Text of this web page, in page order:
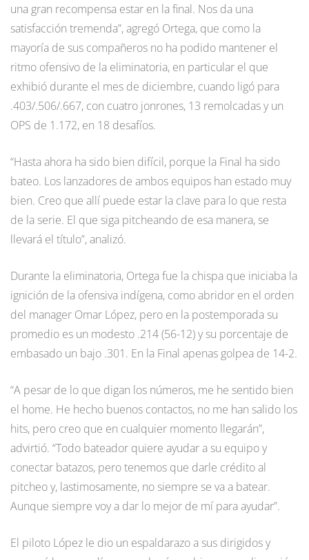
una gran recompensa estar en la final. Nos da una
satisfacción tremenda”, agregó Ortega, que como la
mayoría de sus compañeros no ha podido mantener el
ritmo ofensivo de la eliminatoria, en particular el que
exhibió durante el mes de diciembre, cuando ligó para
.403/.506/.667, con cuatro jonrones, 13 remolcadas y un
OPS de 1.172, en 18 desafíos.
“Hasta ahora ha sido bien difícil, porque la Final ha sido
bateo. Los lanzadores de ambos equipos han estado muy
bien. Creo que allí puede estar la clave para lo que resta
de la serie. El que siga pitcheando de esa manera, se
llevará el título”, analizó.
Durante la eliminatoria, Ortega fue la chispa que iniciaba la
ignición de la ofensiva indígena, como abridor en el orden
del manager Omar López, pero en la postemporada su
promedio es un modesto .214 (56-12) y su porcentaje de
embasado un bajo .301. En la Final apenas golpea de 14-2.
“A pesar de lo que digan los números, me he sentido bien
el home. He hecho buenos contactos, no me han salido los
hits, pero creo que en cualquier momento llegarán”,
advirtió. “Todo bateador quiere ayudar a su equipo y
conectar batazos, pero tenemos que darle crédito al
pitcheo y, lastimosamente, no siempre se va a batear.
Aunque siempre voy a dar lo mejor de mí para ayudar”.
El piloto López le dio un espaldarazo a sus dirigidos y